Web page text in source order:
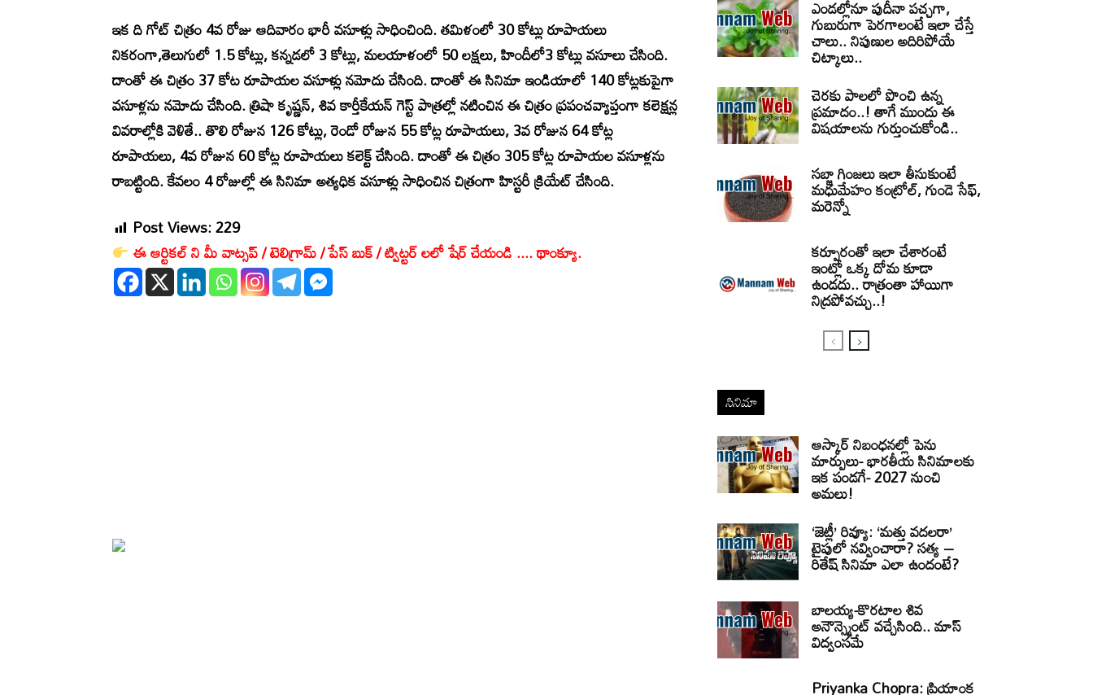
ఇక ది గోట్ చిత్రం 4వ రోజు ఆదివారం భారీ వసూళ్లు సాధించింది. తమిళంలో 30 కోట్లు రూపాయలు
నికరంగా,తెలుగులో 1.5 కోట్లు, కన్నడలో 3 కోట్లు, మలయాళంలో 50 లక్షలు, హిందీలో3 కోట్లు వసూలు చేసింది.
దాంతో ఈ చిత్రం 37 కోట రూపాయల వసూళ్లు నమోదు చేసింది. దాంతో ఈ సినిమా ఇండియాలో 140 కోట్లకుపైగా
వసూళ్లను నమోదు చేసింది. త్రిషా కృష్ణన్, శివ కార్తీకేయన్ గెస్ట్ పాత్రల్లో నటించిన ఈ చిత్రం ప్రపంచవ్యాప్తంగా కలెక్షన్ల
వివరాల్లోకి వెళితే.. తొలి రోజున 126 కోట్లు, రెండో రోజున 55 కోట్ల రూపాయలు, 3వ రోజున 64 కోట్ల
రూపాయలు, 4వ రోజున 60 కోట్ల రూపాయలు కలెక్ట్ చేసింది. దాంతో ఈ చిత్రం 305 కోట్ల రూపాయల వసూళ్లను
రాబట్టింది. కేవలం 4 రోజుల్లో ఈ సినిమా అత్యధిక వసూళ్లు సాధించిన చిత్రంగా హిస్టరీ క్రియేట్ చేసింది.
Post Views:229
ఈ ఆర్టికల్ ని మీ వాట్సప్ / టెలిగ్రామ్ / పేస్ బుక్ / ట్విట్టర్ లలో షేర్ చేయండి .... థాంక్యూ.
ఎండల్లోనూ పుదీనా పచ్చగా,
గుబురుగా పెరగాలంటే ఇలా చేస్తే
చాలు.. నిపుణుల అదిరిపోయే
చిట్కాలు..
చెరకు పాలలో పొంచి ఉన్న
ప్రమాదం..! తాగే ముందు ఈ
విషయాలను గుర్తుంచుకోండి..
సబ్జా గింజలు ఇలా తీసుకుంటే
మధుమేహం కంట్రోల్, గుండె సేఫ్,
మరెన్నో
కర్పూరంతో ఇలా చేశారంటే
ఇంట్లో ఒక్క దోమ కూడా
ఉండదు.. రాత్రంతా హాయిగా
నిద్రపోవచ్చు..!
సినిమా
ఆస్కార్ నిబంధనల్లో పెను
మార్పులు- భారతీయ సినిమాలకు
ఇక పండగే- 2027 నుంచి
అమలు!
‘జెట్లీ’ రివ్యూ: ‘మత్తు వదలరా’
టైపులో నవ్వించారా? సత్య –
రితేష్ సినిమా ఎలా ఉందంటే?
బాలయ్య-కొరటాల శివ
అనౌన్స్మెంట్ వచ్చేసింది.. మాస్
విద్వంసమే
Priyanka Chopra: ప్రియాంక